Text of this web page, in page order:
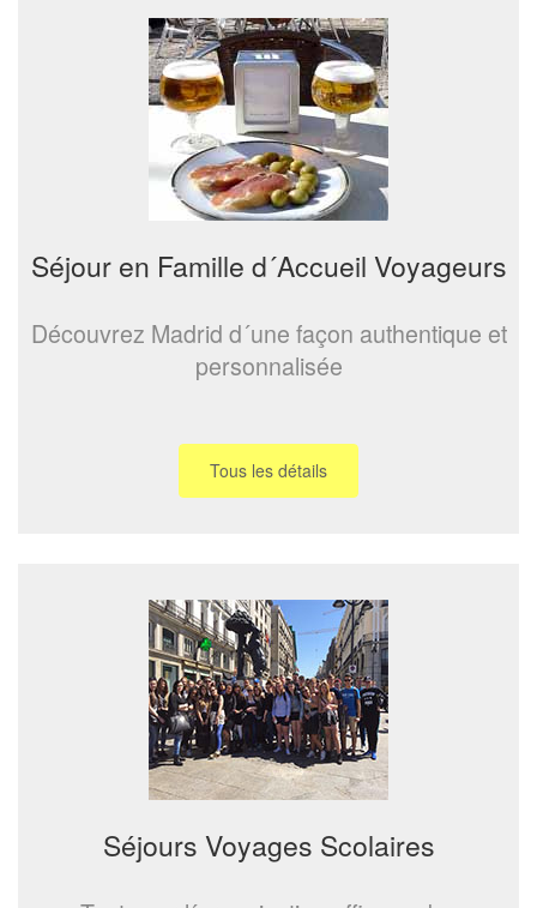
Séjour en Famille d´Accueil Voyageurs
Découvrez Madrid d´une façon authentique et
personnalisée
Tous les détails
Séjours Voyages Scolaires